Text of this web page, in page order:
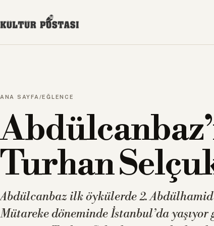
ANA SAYFA /EĞLENCE
Turhan
Abdülcanbaz ilk öykülerde 2.
Mütareke döneminde İstanbul’da